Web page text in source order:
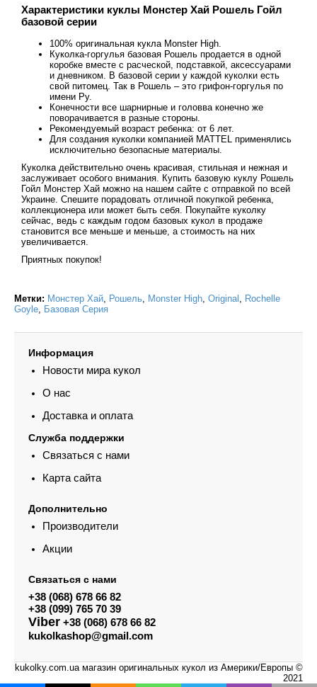
Характеристики куклы Монстер Хай Рошель Гойл
базовой серии
100% оригинальная кукла Monster High.
Куколка-горгулья базовая Рошель продается в одной
коробке вместе с расческой, подставкой, аксессуарами
и дневником. В базовой серии у каждой куколки есть
свой питомец. Так в Рошель – это грифон-горгулья по
имени Ру.
Конечности все шарнирные и головва конечно же
поворачивается в разные стороны.
Рекомендуемый возраст ребенка: от 6 лет.
Для создания куколки компанией MATTEL применялись
исключительно безопасные материалы.
Куколка действительно очень красивая, стильная и нежная и
заслуживает особого внимания. Купить базовую куклу Рошель
Гойл Монстер Хай можно на нашем сайте с отправкой по всей
Украине. Спешите порадовать отличной покупкой ребенка,
коллекционера или может быть себя. Покупайте куколку
сейчас, ведь с каждым годом базовых кукол в продаже
становится все меньше и меньше, а стоимость на них
увеличивается.
Приятных покупок!
Метки: Монстер Хай Рошель Monster High Original
Rochelle
Goyle
Базовая Серия
Информация
Новости мира кукол
О нас
Доставка и оплата
Служба поддержки
Связаться с нами
Карта сайта
Дополнительно
Производители
Акции
Связаться с нами
+38 (068) 678 66 82
+38 (099) 765 70 39
Viber +38 (068) 678 66 82
kukolkashop@gmail.com
kukolky.com.ua магазин оригинальных кукол из Америки/Европы ©
2021